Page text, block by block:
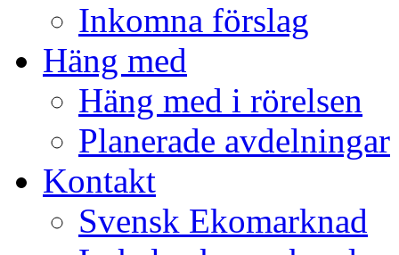
Inkomna förslag
Häng med
Häng med i rörelsen
Planerade avdelningar
Kontakt
Svensk Ekomarknad